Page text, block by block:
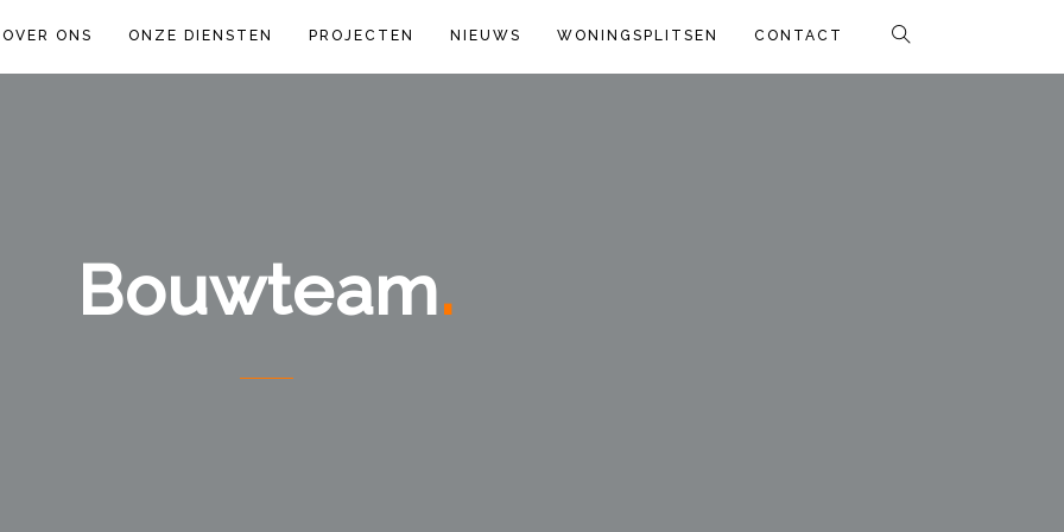
OVER ONS ONZE DIENSTEN PROJECTEN NIEUWS WONINGSPLITSEN CONTACT
Bouwteam